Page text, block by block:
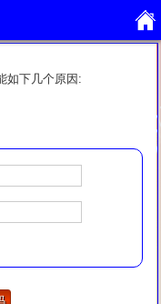
如下几个原因: